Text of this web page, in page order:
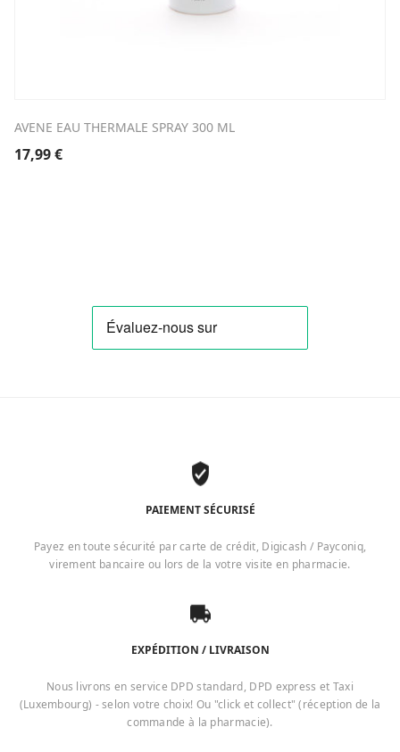
AVENE EAU THERMALE SPRAY 300 ML
17,99€
PAIEMENT SÉCURISÉ
Payez en toute sécurité par carte de crédit, Digicash / Payconiq,
virement bancaire ou lors de la votre visite en pharmacie.
EXPÉDITION / LIVRAISON
Nous livrons en service DPD standard, DPD express et Taxi
(Luxembourg) - selon votre choix! Ou "click et collect" (réception de la
commande à la pharmacie).